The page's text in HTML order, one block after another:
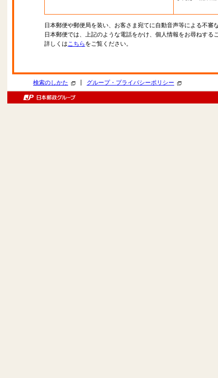
日本郵便や郵便局を装い、お客さま宛てに自動音声等による不審
日本郵便では、上記のような電話をかけ、個人情報をお尋ねする
詳しくはこちら をご覧ください。
検索のしかた グループ・プライバシーポリシー